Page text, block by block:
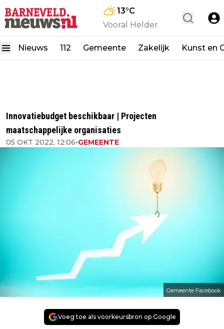
13°C
Vooral Helder
Nieuws 112 Gemeente Zakelijk Kunst en
Innovatiebudget beschikbaar | Projecten
maatschappelijke organisaties
05 OKT 2022, 12:06•GEMEENTE
Gemeente Facebook
Voeg toe als voorkeursbron op Google